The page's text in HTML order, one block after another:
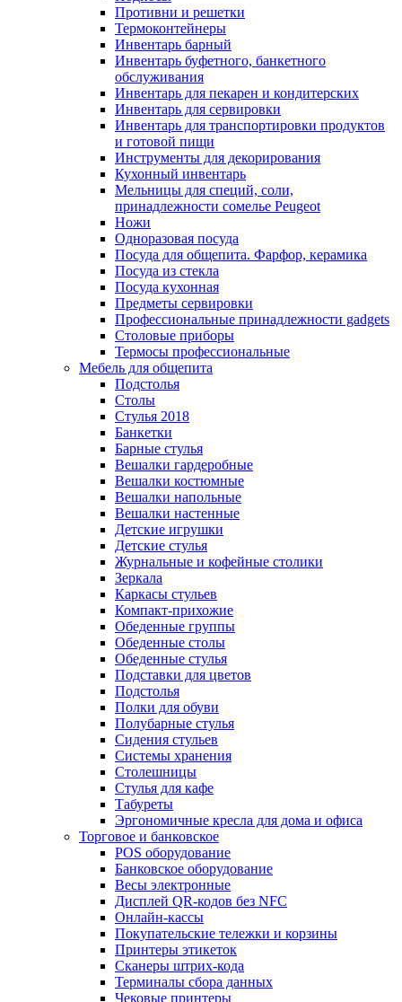
Противни и решетки
Термоконтейнеры
Инвентарь барный
Инвентарь буфетного, банкетного
обслуживания
Инвентарь для пекарен и кондитерских
Инвентарь для сервировки
Инвентарь для транспортировки продуктов
и готовой пищи
Инструменты для декорирования
Кухонный инвентарь
Мельницы для специй, соли,
принадлежности сомелье Peugeot
Ножи
Одноразовая посуда
Посуда для общепита. Фарфор, керамика
Посуда из стекла
Посуда кухонная
Предметы сервировки
Профессиональные принадлежности gadgets
Столовые приборы
Термосы профессиональные
Мебель для общепита
Подстолья
Столы
Стулья 2018
Банкетки
Барные стулья
Вешалки гардеробные
Вешалки костюмные
Вешалки напольные
Вешалки настенные
Детские игрушки
Детские стулья
Журнальные и кофейные столики
Зеркала
Каркасы стульев
Компакт-прихожие
Обеденные группы
Обеденные столы
Обеденные стулья
Подставки для цветов
Подстолья
Полки для обуви
Полубарные стулья
Сидения стульев
Системы хранения
Столешницы
Стулья для кафе
Табуреты
Эргономичные кресла для дома и офиса
Торговое и банковское
POS оборудование
Банковское оборудование
Весы электронные
Дисплей QR-кодов без NFC
Онлайн-кассы
Покупательские тележки и корзины
Принтеры этикеток
Сканеры штрих-кода
Терминалы сбора данных
Чековые принтеры